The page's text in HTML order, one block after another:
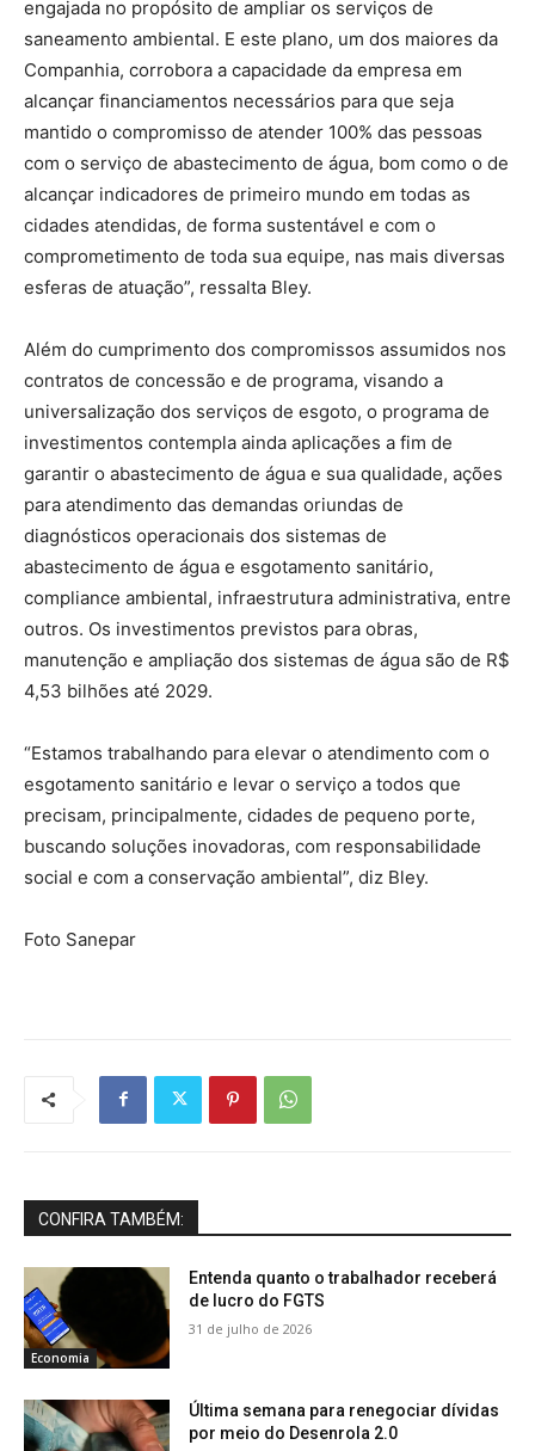
engajada no propósito de ampliar os serviços de
saneamento ambiental. E este plano, um dos maiores da
Companhia, corrobora a capacidade da empresa em
alcançar financiamentos necessários para que seja
mantido o compromisso de atender 100% das pessoas
com o serviço de abastecimento de água, bom como o de
alcançar indicadores de primeiro mundo em todas as
cidades atendidas, de forma sustentável e com o
comprometimento de toda sua equipe, nas mais diversas
esferas de atuação”, ressalta Bley.
Além do cumprimento dos compromissos assumidos nos
contratos de concessão e de programa, visando a
universalização dos serviços de esgoto, o programa de
investimentos contempla ainda aplicações a fim de
garantir o abastecimento de água e sua qualidade, ações
para atendimento das demandas oriundas de
diagnósticos operacionais dos sistemas de
abastecimento de água e esgotamento sanitário,
compliance ambiental, infraestrutura administrativa, entre
outros. Os investimentos previstos para obras,
manutenção e ampliação dos sistemas de água são de R$
4,53 bilhões até 2029.
“Estamos trabalhando para elevar o atendimento com o
esgotamento sanitário e levar o serviço a todos que
precisam, principalmente, cidades de pequeno porte,
buscando soluções inovadoras, com responsabilidade
social e com a conservação ambiental”, diz Bley.
Foto Sanepar
CONFIRA TAMBÉM:
Economia
Entenda quanto o trabalhador receberá
de lucro do FGTS
31 de julho de 2026
Última semana para renegociar dívidas
por meio do Desenrola 2.0